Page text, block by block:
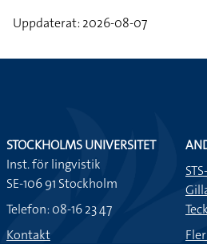
Uppdaterat: 2026-08-07
STOCKHOLMS UNIVERSITET
Inst. för lingvistik
SE-106 91 Stockholm
Telefon: 08-16 23 47
Kontakt